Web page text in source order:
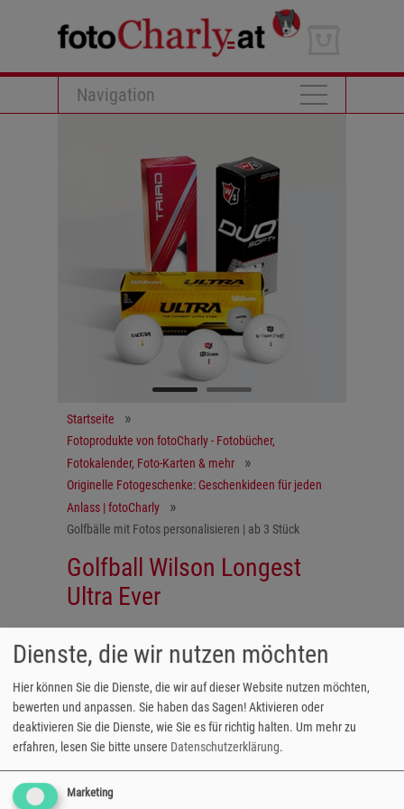
Navigation
Startseite
Fotoprodukte von fotoCharly - Fotobücher,
Fotokalender, Foto-Karten & mehr
Originelle Fotogeschenke: Geschenkideen für jeden
Anlass | fotoCharly
Golfbälle mit Fotos personalisieren | ab 3 Stück
Golfball Wilson Longest
Ultra Ever
Der Golfball für ultimative Distanz
Der Golfball Wilson Longest Ultra Ever ist der
längste Ultra, der je entwickelt wurde,
optimiert mit einem Hochenergiekern für
ultimative Distanz. Das Wunschmotiv kann
dabei in drei verschiedenen Druckformaten
Dienste, die wir nutzen möchten
Hier können Sie die Dienste, die wir auf dieser Website nutzen möchten,
bewerten und anpassen. Sie haben das Sagen! Aktivieren oder
deaktivieren Sie die Dienste, wie Sie es für richtig halten. Um mehr zu
erfahren, lesen Sie bitte unsere Datenschutzerklärung.
Marketing